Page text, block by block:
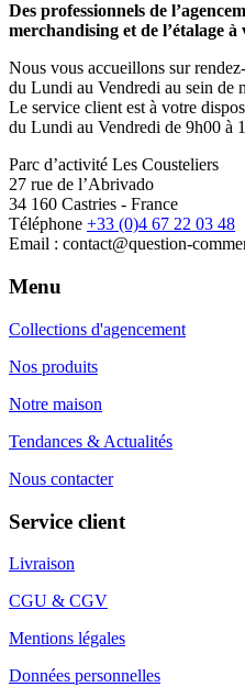
Des professionnels de
merchandising et de l’étalage à
Nous vous accueillons sur
du Lundi au Vendredi au sein de
Le service client est à votre
du Lundi au Vendredi de 9h00 à
Parc d’activité Les Cousteliers
27 rue de l’Abrivado
34 160 Castries - France
Téléphone +33 (0)4 67 22 03 48
Email : contact@question-
Menu
Collections d'agencement
Nos produits
Notre maison
Tendances & Actualités
Nous contacter
Service client
Livraison
CGU & CGV
Mentions légales
Données personnelles